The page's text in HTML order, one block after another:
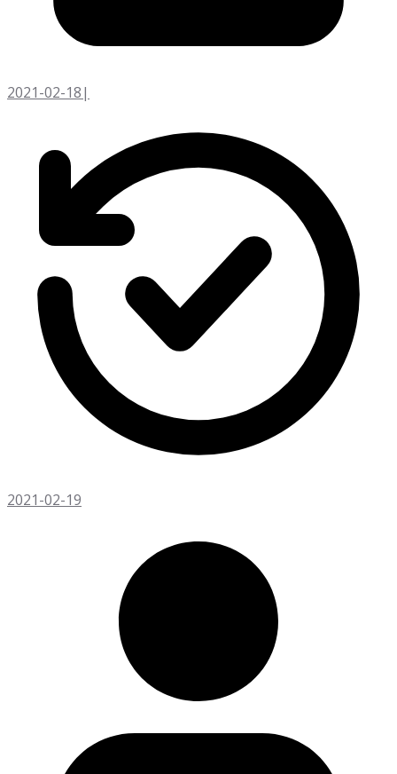
2021-02-18|
2021-02-19